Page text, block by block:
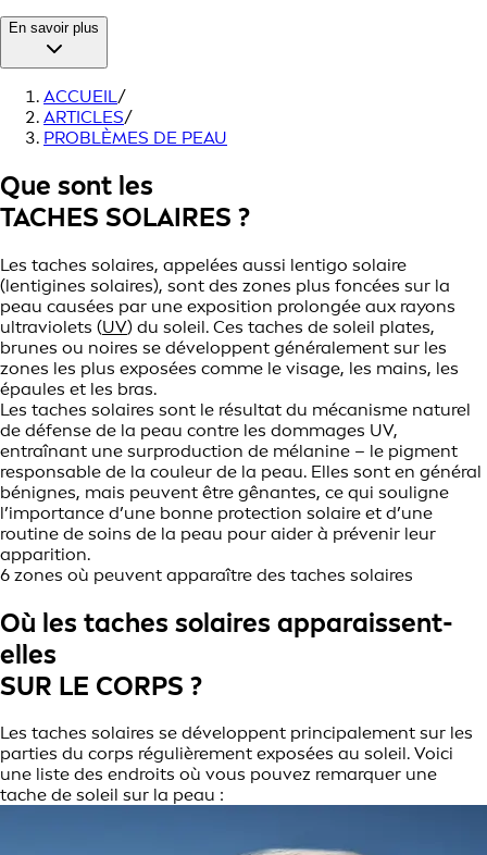
En savoir plus
ACCUEIL/
ARTICLES/
PROBLÈMES DE PEAU
Que sont les
TACHES SOLAIRES ?
Les taches solaires, appelées aussi lentigo solaire
(lentigines solaires), sont des zones plus foncées sur la
peau causées par une exposition prolongée aux rayons
ultraviolets (UV) du soleil. Ces taches de soleil plates,
brunes ou noires se développent généralement sur les
zones les plus exposées comme le visage, les mains, les
épaules et les bras.
Les taches solaires sont le résultat du mécanisme naturel
de défense de la peau contre les dommages UV,
entraînant une surproduction de mélanine – le pigment
responsable de la couleur de la peau. Elles sont en général
bénignes, mais peuvent être gênantes, ce qui souligne
l’importance d’une bonne protection solaire et d’une
routine de soins de la peau pour aider à prévenir leur
apparition.
6 zones où peuvent apparaître des taches solaires
Où les taches solaires apparaissent-
elles
SUR LE CORPS ?
Les taches solaires se développent principalement sur les
parties du corps régulièrement exposées au soleil. Voici
une liste des endroits où vous pouvez remarquer une
tache de soleil sur la peau :